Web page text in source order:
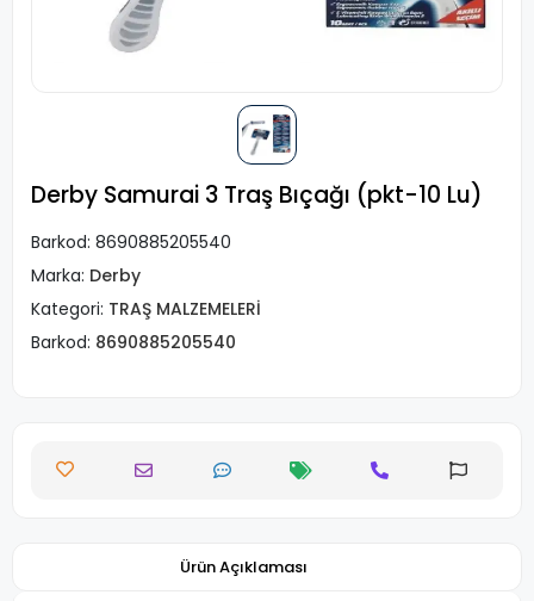
Derby Samurai 3 Traş Bıçağı (pkt-10 Lu)
Barkod: 8690885205540
Marka: Derby
Kategori: TRAŞ MALZEMELERİ
Barkod: 8690885205540
Ürün Açıklaması